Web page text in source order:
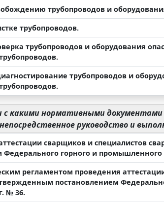
трубопроводов и
трубопроводов.
трубопроводов и оборудования
трубопроводов и
с какими нормативными
руководство и
сварщиков и специалистов
Федерального горного и промышленного
регламентом проведения
постановлением
№ 36.